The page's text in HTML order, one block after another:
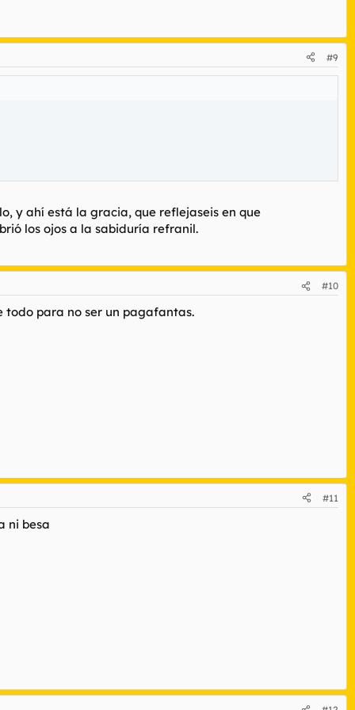
#9
y ahí está la gracia, que reflejaseis en que
los ojos a la sabiduría refranil.
#10
todo para no ser un pagafantas.
#11
ni besa